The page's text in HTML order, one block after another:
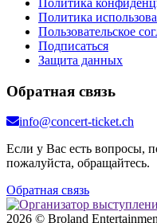
Политика
Пользовательское
Подписаться
Защита данных
Обратная связь
info@concert-ticket.ch
Если у Вас есть вопросы,
пожалуйста, обращайтесь.
Обратная связь
2026 © Broland